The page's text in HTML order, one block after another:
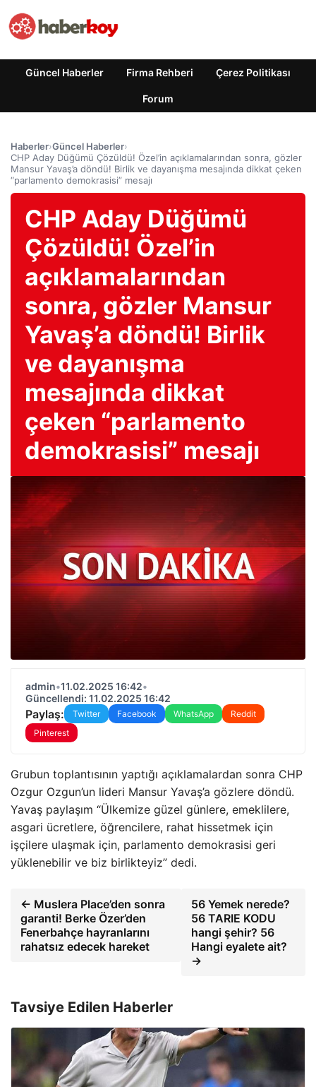
Güncel Haberler Firma Rehberi Çerez Politikası
Forum
Haberler›Güncel Haberler›
CHP Aday Düğümü Çözüldü! Özel’in açıklamalarından sonra, gözler
Mansur Yavaş’a döndü! Birlik ve dayanışma mesajında ​​dikkat çeken
“parlamento demokrasisi” mesajı
CHP Aday Düğümü
Çözüldü! Özel’in
açıklamalarından
sonra, gözler Mansur
Yavaş’a döndü! Birlik
ve dayanışma
mesajında ​​dikkat
çeken “parlamento
demokrasisi” mesajı
admin•11.02.2025 16:42•
Güncellendi: 11.02.2025 16:42
Paylaş: Twitter Facebook WhatsApp
Reddit
Pinterest
Grubun toplantısının yaptığı açıklamalardan sonra CHP
Ozgur Ozgun’un lideri Mansur Yavaş’a gözlere döndü.
Yavaş paylaşım “Ülkemize güzel günlere, emeklilere,
asgari ücretlere, öğrencilere, rahat hissetmek için
işçilere ulaşmak için, parlamento demokrasisi geri
yüklenebilir ve biz birlikteyiz” dedi.
← Muslera Place’den sonra
garanti! Berke Özer’den
Fenerbahçe hayranlarını
rahatsız edecek hareket
56 Yemek nerede?
56 TARIE KODU
hangi şehir? 56
Hangi eyalete ait?
→
Tavsiye Edilen Haberler